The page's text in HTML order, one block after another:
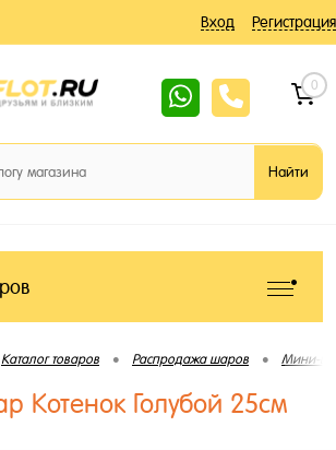
Вход Регистрация
0
Каталог товаров • Распродажа шаров • Мини-
Котенок Голубой 25см